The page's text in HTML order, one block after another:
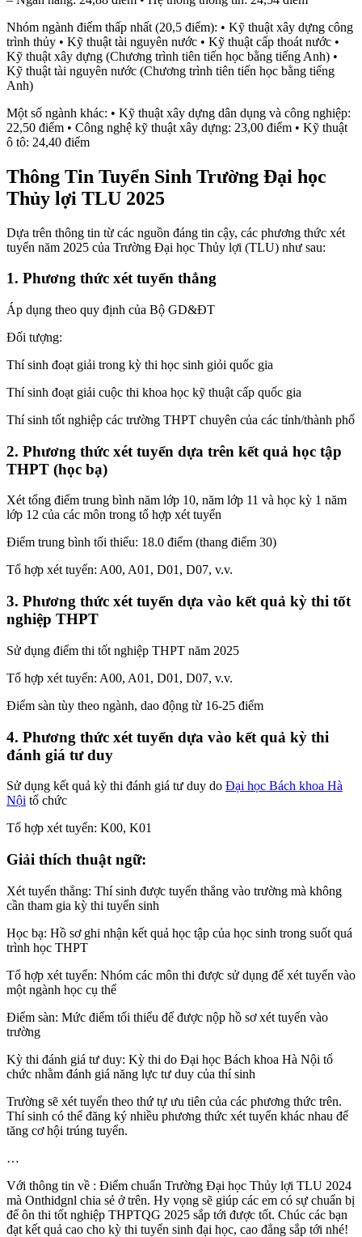
Nhóm ngành điểm thấp nhất (20,5 điểm): • Kỹ thuật xây dựng công
trình thủy • Kỹ thuật tài nguyên nước • Kỹ thuật cấp thoát nước •
Kỹ thuật xây dựng (Chương trình tiên tiến học bằng tiếng Anh) •
Kỹ thuật tài nguyên nước (Chương trình tiên tiến học bằng tiếng
Anh)
Một số ngành khác: • Kỹ thuật xây dựng dân dụng và công nghiệp:
22,50 điểm • Công nghệ kỹ thuật xây dựng: 23,00 điểm • Kỹ thuật
ô tô: 24,40 điểm
Thông Tin Tuyển Sinh Trường Đại học
Thủy lợi TLU 2025
Dựa trên thông tin từ các nguồn đáng tin cậy, các phương thức xét
tuyển năm 2025 của Trường Đại học Thủy lợi (TLU) như sau:
1. Phương thức xét tuyển thẳng
Áp dụng theo quy định của Bộ GD&ĐT
Đối tượng:
Thí sinh đoạt giải trong kỳ thi học sinh giỏi quốc gia
Thí sinh đoạt giải cuộc thi khoa học kỹ thuật cấp quốc gia
Thí sinh tốt nghiệp các trường THPT chuyên của các tỉnh/thành phố
2. Phương thức xét tuyển dựa trên kết quả học tập
THPT (học bạ)
Xét tổng điểm trung bình năm lớp 10, năm lớp 11 và học kỳ 1 năm
lớp 12 của các môn trong tổ hợp xét tuyển
Điểm trung bình tối thiểu: 18.0 điểm (thang điểm 30)
Tổ hợp xét tuyển: A00, A01, D01, D07, v.v.
3. Phương thức xét tuyển dựa vào kết quả kỳ thi tốt
nghiệp THPT
Sử dụng điểm thi tốt nghiệp THPT năm 2025
Tổ hợp xét tuyển: A00, A01, D01, D07, v.v.
Điểm sàn tùy theo ngành, dao động từ 16-25 điểm
4. Phương thức xét tuyển dựa vào kết quả kỳ thi
đánh giá tư duy
Sử dụng kết quả kỳ thi đánh giá tư duy do Đại học Bách khoa Hà
Nội tổ chức
Tổ hợp xét tuyển: K00, K01
Giải thích thuật ngữ:
Xét tuyển thẳng: Thí sinh được tuyển thẳng vào trường mà không
cần tham gia kỳ thi tuyển sinh
Học bạ: Hồ sơ ghi nhận kết quả học tập của học sinh trong suốt quá
trình học THPT
Tổ hợp xét tuyển: Nhóm các môn thi được sử dụng để xét tuyển vào
một ngành học cụ thể
Điểm sàn: Mức điểm tối thiểu để được nộp hồ sơ xét tuyển vào
trường
Kỳ thi đánh giá tư duy: Kỳ thi do Đại học Bách khoa Hà Nội tổ
chức nhằm đánh giá năng lực tư duy của thí sinh
Trường sẽ xét tuyển theo thứ tự ưu tiên của các phương thức trên.
Thí sinh có thể đăng ký nhiều phương thức xét tuyển khác nhau để
tăng cơ hội trúng tuyển.
…
Với thông tin về : Điểm chuẩn Trường Đại học Thủy lợi TLU 2024
mà Onthidgnl chia sẻ ở trên. Hy vọng sẽ giúp các em có sự chuẩn bị
để ôn thi tốt nghiệp THPTQG 2025 sắp tới được tốt. Chúc các bạn
đạt kết quả cao cho kỳ thi tuyển sinh đại học, cao đẳng sắp tới nhé!